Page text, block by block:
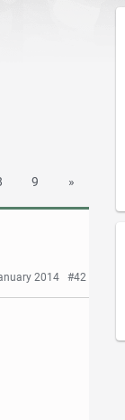
9 »
2014 #42